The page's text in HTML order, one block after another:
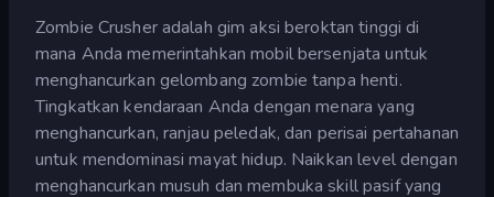
Zombie Crusher adalah gim aksi beroktan tinggi di
mana Anda memerintahkan mobil bersenjata untuk
menghancurkan gelombang zombie tanpa henti.
Tingkatkan kendaraan Anda dengan menara yang
menghancurkan, ranjau peledak, dan perisai pertahanan
untuk mendominasi mayat hidup. Naikkan level dengan
menghancurkan musuh dan membuka skill pasif yang